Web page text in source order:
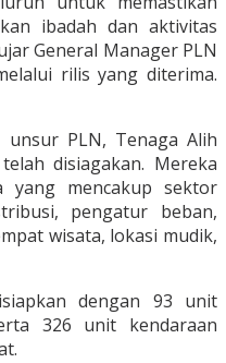
ibadah dan aktivitas
General Manager PLN
rilis yang diterima.
unsur PLN, Tenaga Alih
disiagakan. Mereka
mencakup sektor
pengatur beban,
wisata, lokasi mudik,
dengan 93 unit
326 unit kendaraan